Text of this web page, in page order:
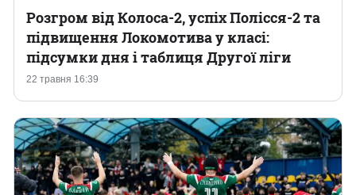
Різне
Букмекери
22 травня 16:39
Розгром від Колоса-2, успіх Полісся-2 та
підвищення Локомотива у класі:
підсумки дня і таблиця Другої ліги